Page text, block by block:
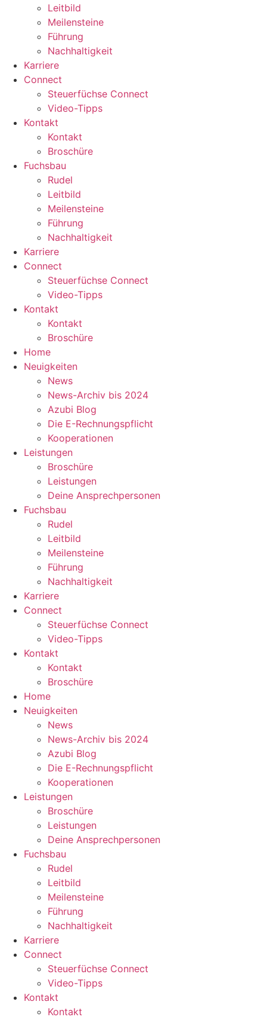
Leitbild
Meilensteine
Führung
Nachhaltigkeit
Karriere
Connect
Steuerfüchse Connect
Video-Tipps
Kontakt
Kontakt
Broschüre
Fuchsbau
Rudel
Leitbild
Meilensteine
Führung
Nachhaltigkeit
Karriere
Connect
Steuerfüchse Connect
Video-Tipps
Kontakt
Kontakt
Broschüre
Home
Neuigkeiten
News
News-Archiv bis 2024
Azubi Blog
Die E-Rechnungspflicht
Kooperationen
Leistungen
Broschüre
Leistungen
Deine Ansprechpersonen
Fuchsbau
Rudel
Leitbild
Meilensteine
Führung
Nachhaltigkeit
Karriere
Connect
Steuerfüchse Connect
Video-Tipps
Kontakt
Kontakt
Broschüre
Home
Neuigkeiten
News
News-Archiv bis 2024
Azubi Blog
Die E-Rechnungspflicht
Kooperationen
Leistungen
Broschüre
Leistungen
Deine Ansprechpersonen
Fuchsbau
Rudel
Leitbild
Meilensteine
Führung
Nachhaltigkeit
Karriere
Connect
Steuerfüchse Connect
Video-Tipps
Kontakt
Kontakt